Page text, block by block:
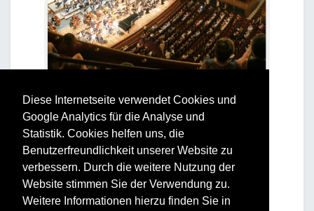
Diese Internetseite verwendet Cookies und
Google Analytics für die Analyse und
Statistik. Cookies helfen uns, die
Benutzerfreundlichkeit unserer Website zu
verbessern. Durch die weitere Nutzung der
Website stimmen Sie der Verwendung zu.
Weitere Informationen hierzu finden Sie in